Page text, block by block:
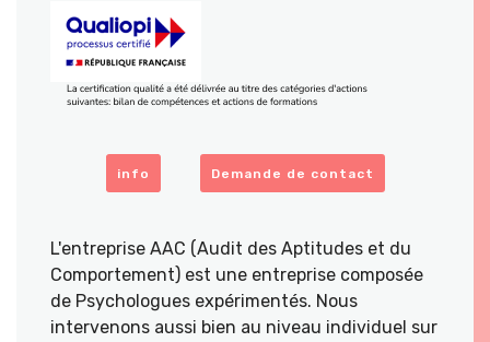
info Demande de contact
L'entreprise AAC (Audit des Aptitudes et du
Comportement) est une entreprise composée
de Psychologues expérimentés. Nous
intervenons aussi bien au niveau individuel sur